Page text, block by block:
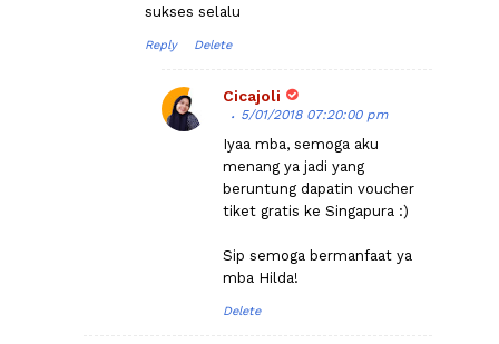
sukses selalu
Reply Delete
Cicajoli
5/01/2018 07:20:00 pm
Iyaa mba, semoga aku
menang ya jadi yang
beruntung dapatin voucher
tiket gratis ke Singapura :)
Sip semoga bermanfaat ya
mba Hilda!
Delete